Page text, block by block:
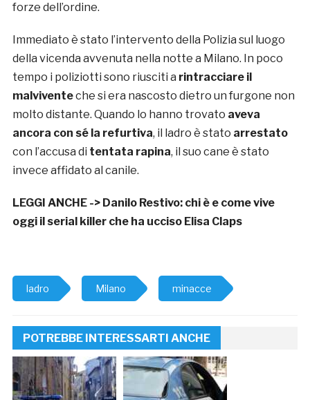
forze dell’ordine.
Immediato è stato l’intervento della Polizia sul luogo
della vicenda avvenuta nella notte a Milano. In poco
tempo i poliziotti sono riusciti a rintracciare il
malviventeche si era nascosto dietro un furgone non
molto distante. Quando lo hanno trovato aveva
ancora con sé la refurtiva, il ladro è stato arrestato
con l’accusa di tentata rapina, il suo cane è stato
invece affidato al canile.
LEGGI ANCHE -> Danilo Restivo: chi è e come vive
oggi il serial killer che ha ucciso Elisa Claps
ladro Milano minacce
POTREBBE INTERESSARTI ANCHE